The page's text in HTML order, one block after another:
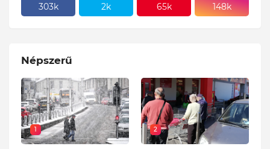
303k 2k 65k 148k
Népszerű
1 2